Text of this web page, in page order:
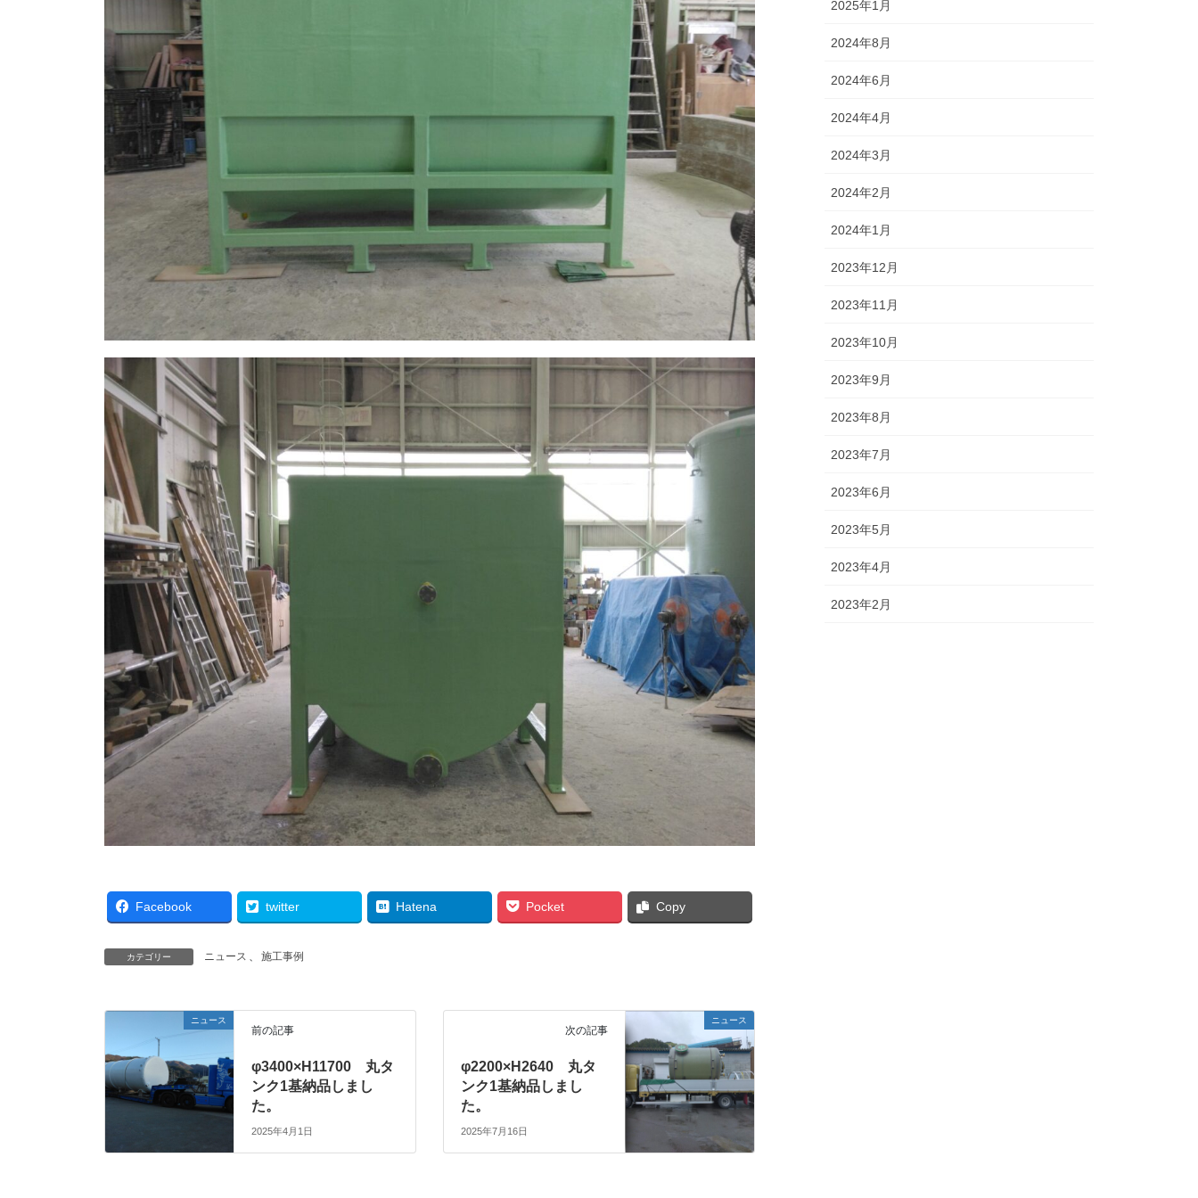
Facebook twitter Hatena Pocket Copy
カテゴリー ニュース 施工事例
ニュース
前の記事
φ3400×H11700 丸タ
ンク1基納品しまし
た。
2025年4月1日
ニュース
次の記事
φ2200×H2640 丸タ
ンク1基納品しまし
た。
2025年7月16日
2025年1月
2024年8月
2024年6月
2024年4月
2024年3月
2024年2月
2024年1月
2023年12月
2023年11月
2023年10月
2023年9月
2023年8月
2023年7月
2023年6月
2023年5月
2023年4月
2023年2月